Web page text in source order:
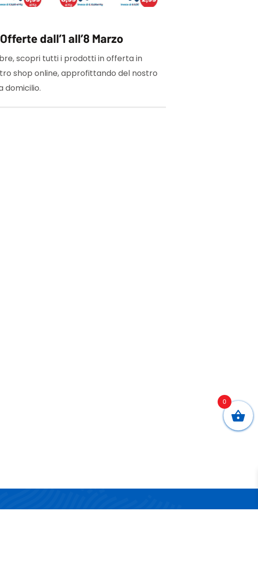
dall’1 all’8 Marzo
scopri tutti i prodotti in offerta in
shop online, approfittando del nostro
domicilio.
0